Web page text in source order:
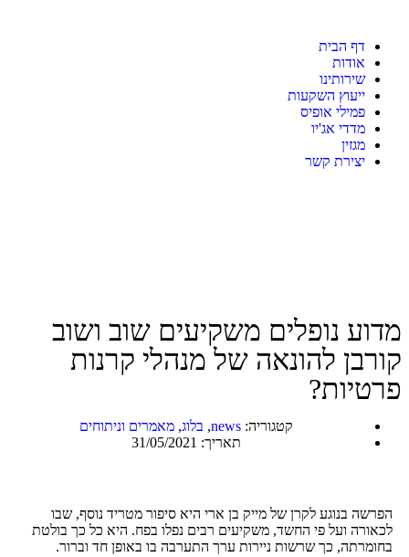
דף הבית
אודות
שירותינו
ייעוץ השקעות
פמילי אופיס
מדדי אג'יו
מגזין
יצירת קשר
מדוע נופלים משקיעים שוב ושוב
קורבן להונאה של מנהלי קרנות
פרטיות?
קטגוריה: news
, בלוג, מאמרים וניתוחים
תאריך: 31/05/2021
הפרשה בנוגע לקרן של מייק בן ארי היא סיפור מטריד נוסף, שבו
לכאורה ועל פי החשד, משקיעים רבים נפלו בפח. היא כל כך בולטת
בחומרתה, כך שרשות ניירות ערך התערבה בו באופן חד וברור.